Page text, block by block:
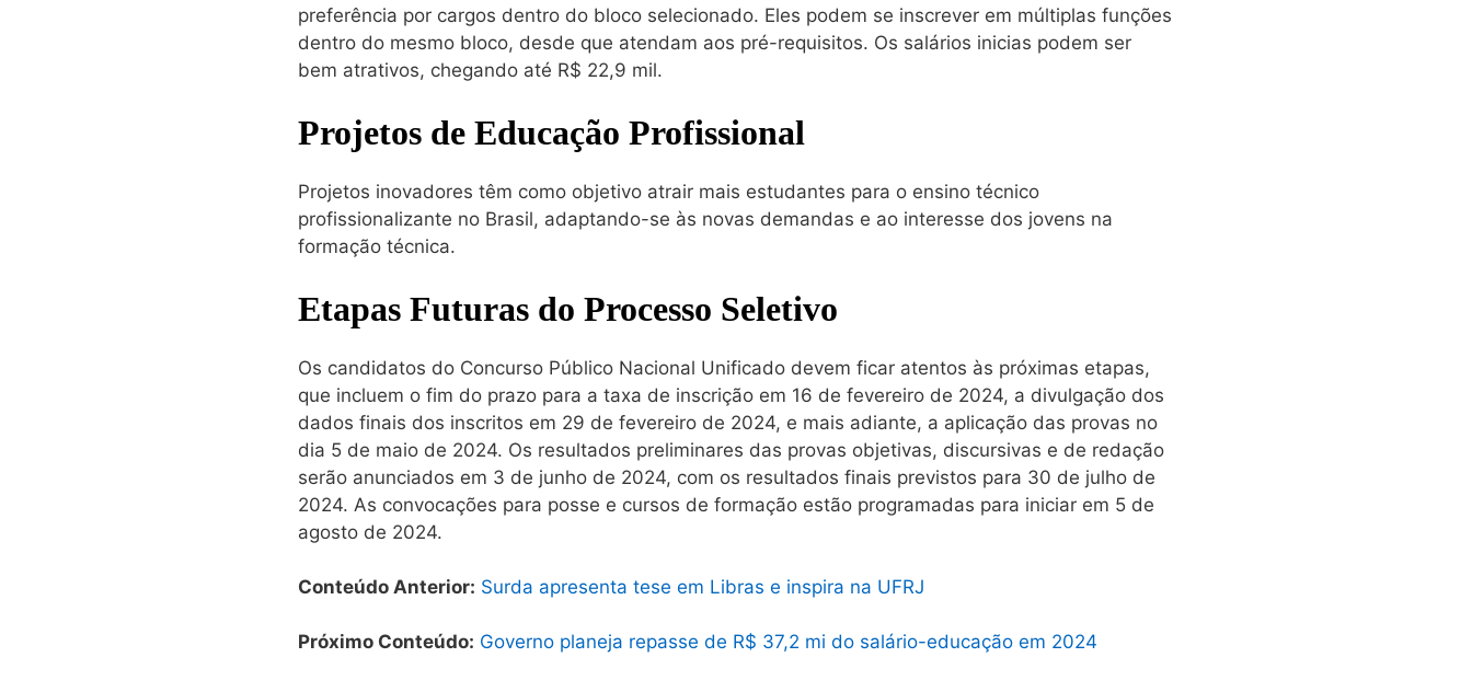
preferência por cargos dentro do bloco selecionado. Eles podem se inscrever em múltiplas funções
dentro do mesmo bloco, desde que atendam aos pré-requisitos. Os salários inicias podem ser
bem atrativos, chegando até R$ 22,9 mil.
Projetos de Educação Profissional
Projetos inovadores têm como objetivo atrair mais estudantes para o ensino técnico
profissionalizante no Brasil, adaptando-se às novas demandas e ao interesse dos jovens na
formação técnica.
Etapas Futuras do Processo Seletivo
Os candidatos do Concurso Público Nacional Unificado devem ficar atentos às próximas etapas,
que incluem o fim do prazo para a taxa de inscrição em 16 de fevereiro de 2024, a divulgação dos
dados finais dos inscritos em 29 de fevereiro de 2024, e mais adiante, a aplicação das provas no
dia 5 de maio de 2024. Os resultados preliminares das provas objetivas, discursivas e de redação
serão anunciados em 3 de junho de 2024, com os resultados finais previstos para 30 de julho de
2024. As convocações para posse e cursos de formação estão programadas para iniciar em 5 de
agosto de 2024.
Conteúdo Anterior: Surda apresenta tese em Libras e inspira na UFRJ
Próximo Conteúdo: Governo planeja repasse de R$ 37,2 mi do salário-educação em 2024